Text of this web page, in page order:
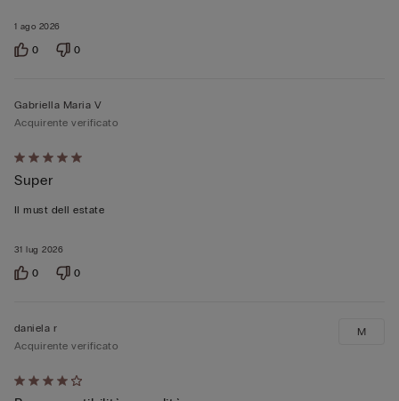
1 ago 2026
0 0
Valutato
5
su
31 lug 2026
Gabriella Maria V
Acquirente verificato
Super
Il must dell estate
0 0
Valutato
daniela r
Acquirente verificato
M